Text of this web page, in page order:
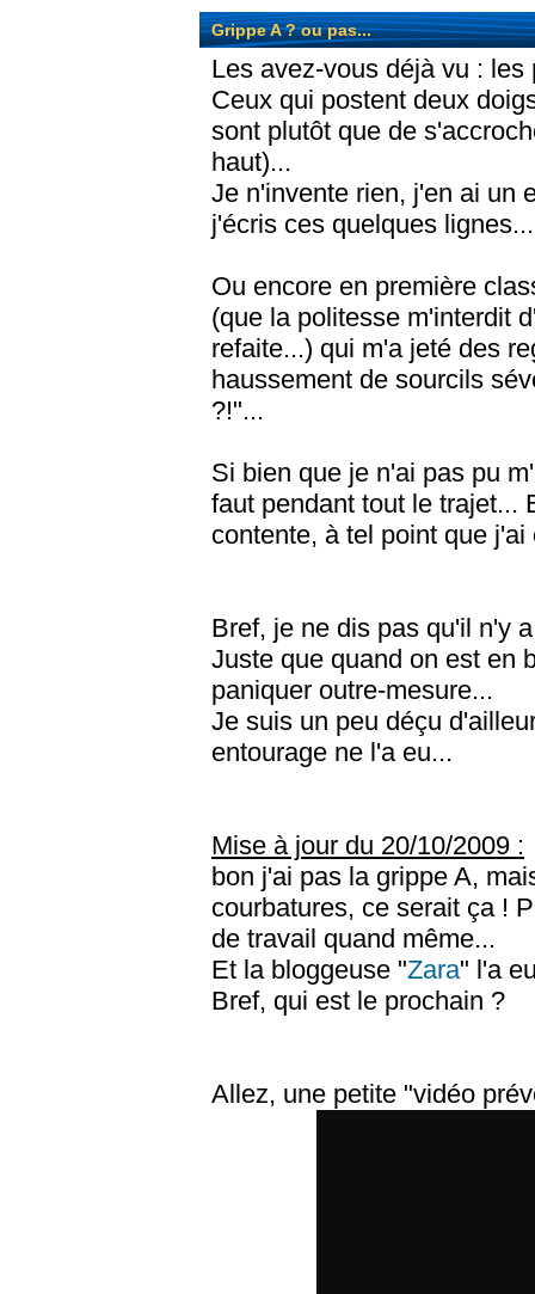
Grippe A ? ou pas...
Les avez-vous déjà vu : les
Ceux qui postent deux
sont plutôt que de
haut)...
Je n'invente rien, j'en ai un
j'écris ces quelques lignes...
Ou encore en première
(que la politesse m'interdit
refaite...) qui m'a jeté des
haussement de sourcils
?!"...
Si bien que je n'ai pas pu
faut pendant tout le trajet...
contente, à tel point que
Bref, je ne dis pas qu'il n'y
Juste que quand on est en
paniquer outre-mesure...
Je suis un peu déçu
entourage ne l'a eu...
Mise à jour du 20/10/2009 :
bon j'ai pas la grippe A,
courbatures, ce serait ça !
de travail quand même...
Et la bloggeuse "Zara" l'a
Bref, qui est le prochain ?
Allez, une petite "vidéo